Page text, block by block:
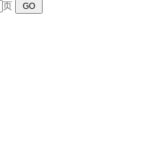
页